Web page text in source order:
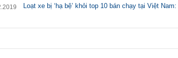
Loạt xe bị ‘hạ bệ’ khỏi top 10 bán chạy tại Việt